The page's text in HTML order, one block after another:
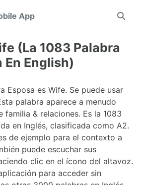
App
Toggle
(La 1083 Palabra
En English)
Esposa es Wife. Se puede usar
palabra aparece a menudo
familia & relaciones. Es la 1083
en Inglés, clasificada como A2.
de ejemplo para el contexto a
puede escuchar sus
clic en el ícono del altavoz.
para acceder sin